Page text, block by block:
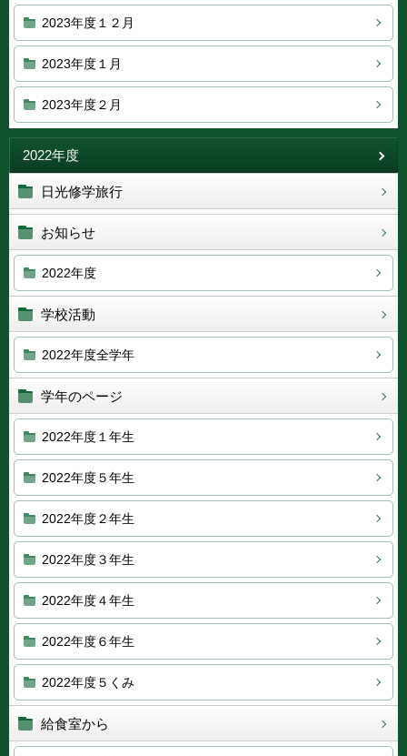
2023年度１２月
2023年度１月
2023年度２月
2022年度
日光修学旅行
お知らせ
2022年度
学校活動
2022年度全学年
学年のページ
2022年度１年生
2022年度５年生
2022年度２年生
2022年度３年生
2022年度４年生
2022年度６年生
2022年度５くみ
給食室から